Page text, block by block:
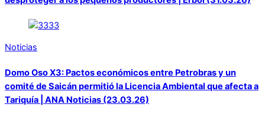
Noticias
Domo Oso X3: Pactos económicos entre Petrobras y un
comité de Saicán permitió la Licencia Ambiental que afecta a
Tariquía | ANA Noticias (23.03.26)